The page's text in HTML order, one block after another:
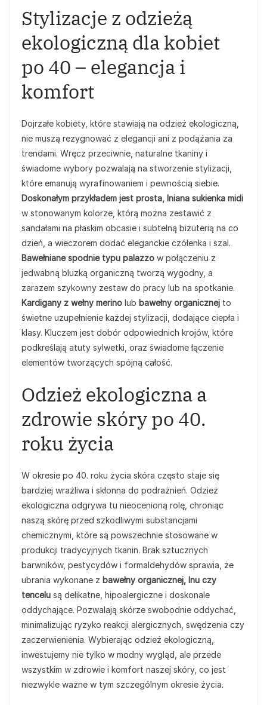
Stylizacje z odzieżą
ekologiczną dla kobiet
po 40 – elegancja i
komfort
Dojrzałe kobiety, które stawiają na odzież ekologiczną,
nie muszą rezygnować z elegancji ani z podążania za
trendami. Wręcz przeciwnie, naturalne tkaniny i
świadome wybory pozwalają na stworzenie stylizacji,
które emanują wyrafinowaniem i pewnością siebie.
Doskonałym przykładem jest prosta, lniana sukienka midi
w stonowanym kolorze, którą można zestawić z
sandałami na płaskim obcasie i subtelną biżuterią na co
dzień, a wieczorem dodać eleganckie czółenka i szal.
Bawełniane spodnie typu palazzo w połączeniu z
jedwabną bluzką organiczną tworzą wygodny, a
zarazem szykowny zestaw do pracy lub na spotkanie.
Kardigany z wełny merino lub bawełny organicznej to
świetne uzupełnienie każdej stylizacji, dodające ciepła i
klasy. Kluczem jest dobór odpowiednich krojów, które
podkreślają atuty sylwetki, oraz świadome łączenie
elementów tworzących spójną całość.
Odzież ekologiczna a
zdrowie skóry po 40.
roku życia
W okresie po 40. roku życia skóra często staje się
bardziej wrażliwa i skłonna do podrażnień. Odzież
ekologiczna odgrywa tu nieocenioną rolę, chroniąc
naszą skórę przed szkodliwymi substancjami
chemicznymi, które są powszechnie stosowane w
produkcji tradycyjnych tkanin. Brak sztucznych
barwników, pestycydów i formaldehydów sprawia, że
ubrania wykonane z bawełny organicznej, lnu czy
tencelu są delikatne, hipoalergiczne i doskonale
oddychające. Pozwalają skórze swobodnie oddychać,
minimalizując ryzyko reakcji alergicznych, swędzenia czy
zaczerwienienia. Wybierając odzież ekologiczną,
inwestujemy nie tylko w modny wygląd, ale przede
wszystkim w zdrowie i komfort naszej skóry, co jest
niezwykle ważne w tym szczególnym okresie życia.